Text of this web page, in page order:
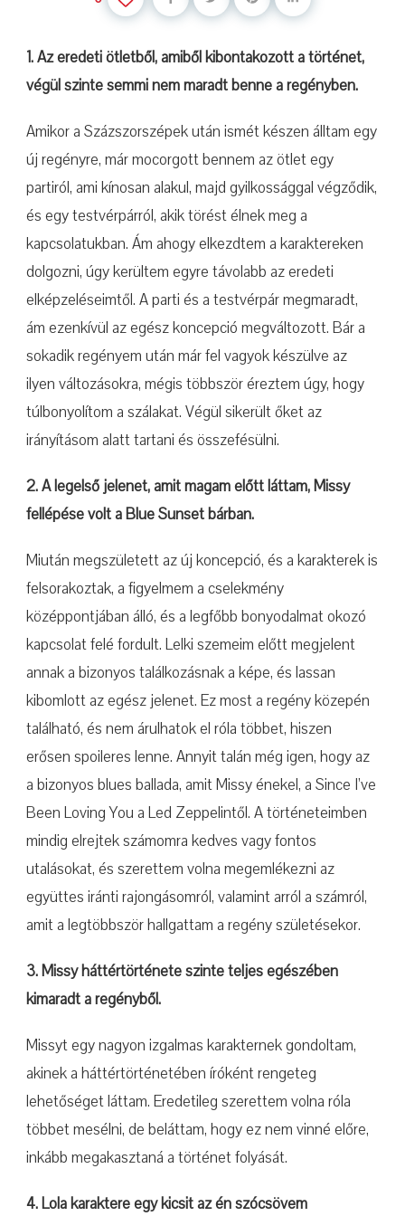
1. Az eredeti ötletből, amiből kibontakozott a történet,
végül szinte semmi nem maradt benne a regényben.
Amikor a Százszorszépek után ismét készen álltam egy
új regényre, már mocorgott bennem az ötlet egy
partiról, ami kínosan alakul, majd gyilkossággal végződik,
és egy testvérpárról, akik törést élnek meg a
kapcsolatukban. Ám ahogy elkezdtem a karaktereken
dolgozni, úgy kerültem egyre távolabb az eredeti
elképzeléseimtől. A parti és a testvérpár megmaradt,
ám ezenkívül az egész koncepció megváltozott. Bár a
sokadik regényem után már fel vagyok készülve az
ilyen változásokra, mégis többször éreztem úgy, hogy
túlbonyolítom a szálakat. Végül sikerült őket az
irányításom alatt tartani és összefésülni.
2. A legelső jelenet, amit magam előtt láttam, Missy
fellépése volt a Blue Sunset bárban.
Miután megszületett az új koncepció, és a karakterek is
felsorakoztak, a figyelmem a cselekmény
középpontjában álló, és a legfőbb bonyodalmat okozó
kapcsolat felé fordult. Lelki szemeim előtt megjelent
annak a bizonyos találkozásnak a képe, és lassan
kibomlott az egész jelenet. Ez most a regény közepén
található, és nem árulhatok el róla többet, hiszen
erősen spoileres lenne. Annyit talán még igen, hogy az
a bizonyos blues ballada, amit Missy énekel, a Since I’ve
Been Loving You a Led Zeppelintől. A történeteimben
mindig elrejtek számomra kedves vagy fontos
utalásokat, és szerettem volna megemlékezni az
együttes iránti rajongásomról, valamint arról a számról,
amit a legtöbbször hallgattam a regény születésekor.
3. Missy háttértörténete szinte teljes egészében
kimaradt a regényből.
Missyt egy nagyon izgalmas karakternek gondoltam,
akinek a háttértörténetében íróként rengeteg
lehetőséget láttam. Eredetileg szerettem volna róla
többet mesélni, de beláttam, hogy ez nem vinné előre,
inkább megakasztaná a történet folyását.
4. Lola karaktere egy kicsit az én szócsövem